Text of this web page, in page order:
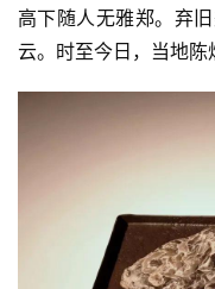
联
系
们
高下随人无雅郑。弃
云。时至今日，当地陈